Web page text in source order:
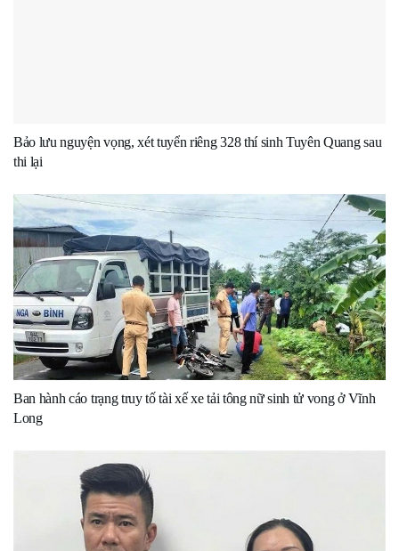
Bảo lưu nguyện vọng, xét tuyển riêng 328 thí sinh Tuyên Quang sau
thi lại
Ban hành cáo trạng truy tố tài xế xe tải tông nữ sinh tử vong ở Vĩnh
Long